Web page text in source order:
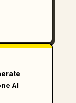
AI